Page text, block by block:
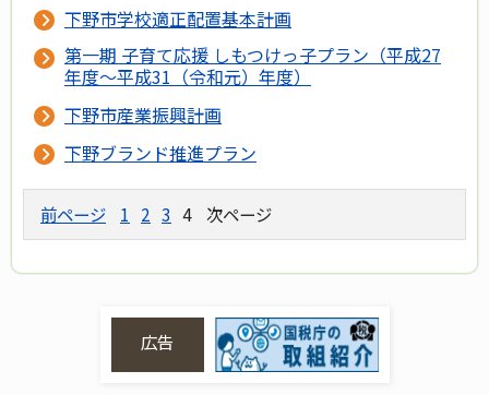
下野市学校適正配置基本計画
第一期 子育て応援 しもつけっ子プラン（平成27
年度～平成31（令和元）年度）
下野市産業振興計画
下野ブランド推進プラン
前ページ 1 2 3 4 次ページ
広告